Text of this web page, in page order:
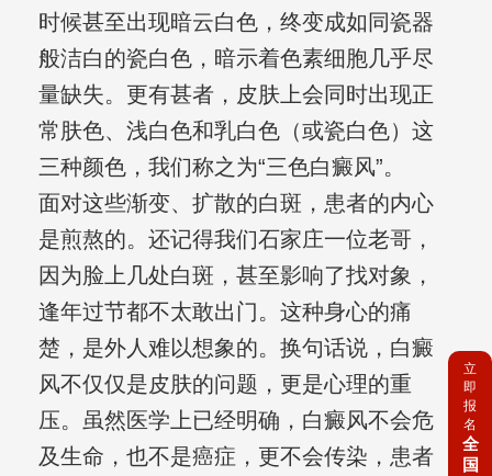
时候甚至出现暗云白色，终变成如同瓷器
般洁白的瓷白色，暗示着色素细胞几乎尽
量缺失。更有甚者，皮肤上会同时出现正
常肤色、浅白色和乳白色（或瓷白色）这
三种颜色，我们称之为“三色白癜风”。
面对这些渐变、扩散的白斑，患者的内心
是煎熬的。还记得我们石家庄一位老哥，
因为脸上几处白斑，甚至影响了找对象，
逢年过节都不太敢出门。这种身心的痛
楚，是外人难以想象的。换句话说，白癜
风不仅仅是皮肤的问题，更是心理的重
压。虽然医学上已经明确，白癜风不会危
及生命，也不是癌症，更不会传染，患者
立
即
报
名
全
国